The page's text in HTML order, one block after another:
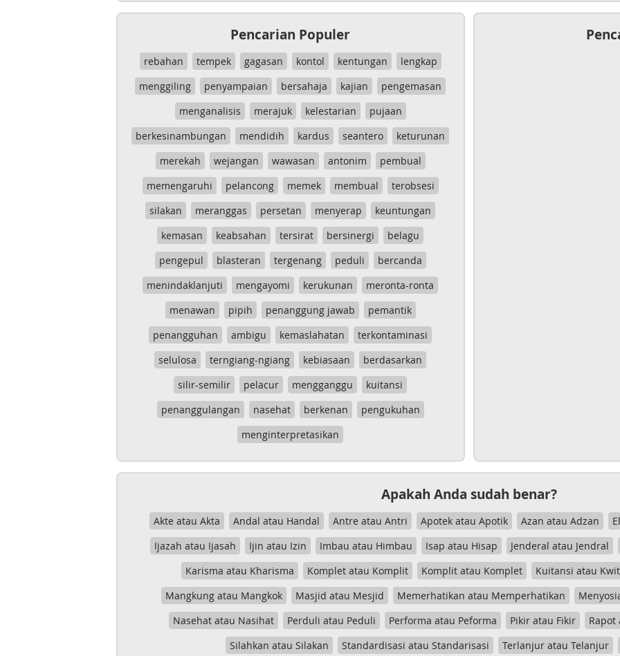
Pencarian Populer
rebahan tempek gagasan kontol kentungan
lengkap
menggiling
penyampaian bersahaja kajian
pengemasan
menganalisis
merajuk kelestarian
pujaan
berkesinambungan
mendidih kardus seantero
keturunan
merekah
wejangan wawasan antonim
pembual
memengaruhi
pelancong memek membual
terobsesi
silakan
meranggas persetan menyerap
keuntungan
kemasan
keabsahan tersirat bersinergi
belagu
pengepul
blasteran tergenang peduli
bercanda
menindaklanjuti
mengayomi kerukunan
meronta-ronta
menawan
pipih penanggung jawab
pemantik
penangguhan
ambigu kemaslahatan
terkontaminasi
selulosa
terngiang-ngiang kebiasaan
berdasarkan
silir-semilir
pelacur mengganggu
kuitansi
penanggulangan
nasehat berkenan
pengukuhan
menginterpretasikan
Apakah Anda sudah benar?
Akte atau Akta Andal atau Handal Antre atau Antri Apotek atau Apotik Azan atau Adzan
Ijazah atau Ijasah
Ijin atau Izin Imbau atau Himbau Isap atau Hisap Jenderal atau Jendral
Karisma atau Kharisma
Komplet atau Komplit Komplit atau Komplet Kuitansi atau
Mangkung atau Mangkok
Masjid atau Mesjid Memerhatikan atau Memperhatikan
Nasehat atau Nasihat
Perduli atau Peduli Performa atau Peforma Pikir atau Fikir Rapot
Silahkan atau Silakan
Standardisasi atau Standarisasi Terlanjur atau Telanjur